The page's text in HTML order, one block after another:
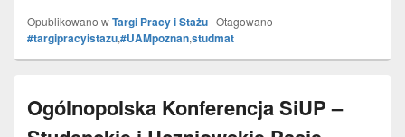
Opublikowano wTargi Pracy i Stażu | Otagowano
#targipracyistazu,#UAMpoznan,studmat
Ogólnopolska Konferencja SiUP –